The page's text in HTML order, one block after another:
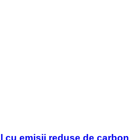
cu emisii reduse de carbon